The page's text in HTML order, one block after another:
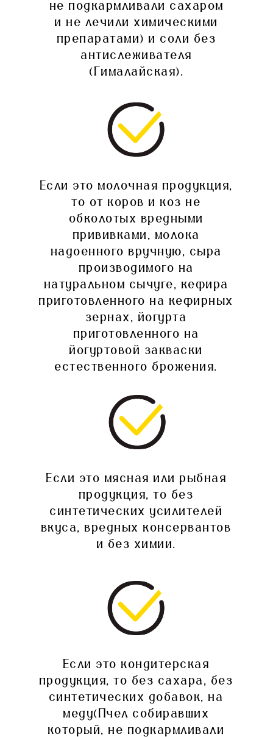
не подкармливали сахаром
и не лечили химическими
препаратами) и соли без
антислеживателя
(Гималайская).
Если это молочная продукция,
то от коров и коз не
обколотых вредными
прививками, молока
надоенного вручную, сыра
производимого на
натуральном сычуге, кефира
приготовленного на кефирных
зернах, йогурта
приготовленного на
йогуртовой закваски
естественного брожения.
Если это мясная или рыбная
продукция, то без
синтетических усилителей
вкуса, вредных консервантов
и без химии.
Если это кондитерская
продукция, то без сахара, без
синтетических добавок, на
меду(Пчел собиравших
который, не подкармливали